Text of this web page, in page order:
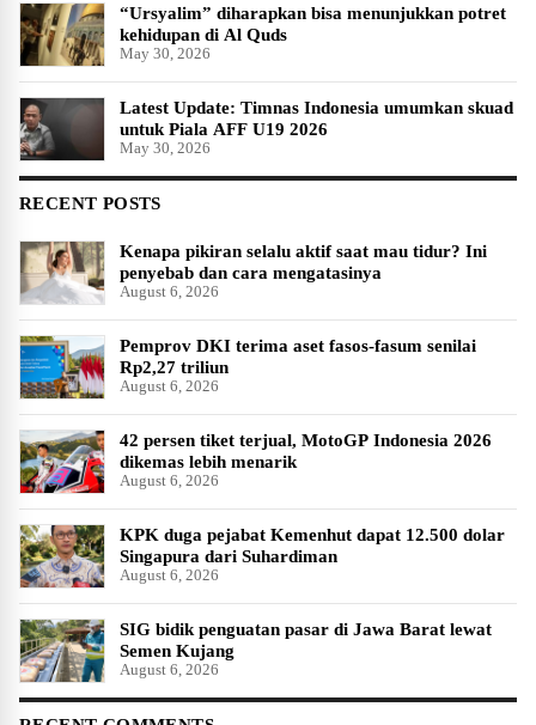
“Ursyalim” diharapkan bisa menunjukkan potret
kehidupan di Al Quds
May 30, 2026
Latest Update: Timnas Indonesia umumkan skuad
untuk Piala AFF U19 2026
May 30, 2026
RECENT POSTS
Kenapa pikiran selalu aktif saat mau tidur? Ini
penyebab dan cara mengatasinya
August 6, 2026
Pemprov DKI terima aset fasos-fasum senilai
Rp2,27 triliun
August 6, 2026
42 persen tiket terjual, MotoGP Indonesia 2026
dikemas lebih menarik
August 6, 2026
KPK duga pejabat Kemenhut dapat 12.500 dolar
Singapura dari Suhardiman
August 6, 2026
SIG bidik penguatan pasar di Jawa Barat lewat
Semen Kujang
August 6, 2026